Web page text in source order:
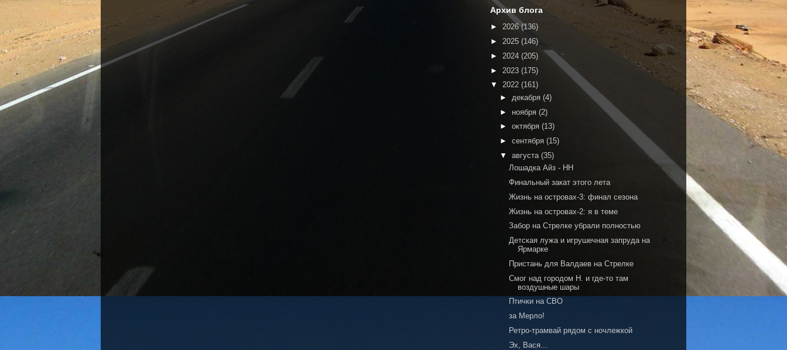
Архив блога
► 2026(136)
► 2025 (146)
► 2024 (205)
► 2023 (175)
▼ 2022 (161)
► декабря (4)
► ноября (2)
► октября (13)
► сентября (15)
▼ августа (35)
Лошадка Айз - НН
Финальный закат этого лета
Жизнь на островах-3: финал сезона
Жизнь на островах-2: я в теме
Забор на Стрелке убрали полностью
Детская лужа и игрушечная запруда на
Ярмарке
Пристань для Валдаев на Стрелке
Смог над городом Н. и где-то там
воздушные шары
Птички на СВО
за Мерло!
Ретро-трамвай рядом с ночлежкой
Эх, Вася...